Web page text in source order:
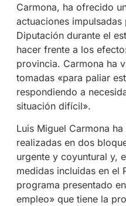
Carmona, ha ofrecido
actuaciones
Diputación durante el
hacer frente a los
provincia. Carmona ha
tomadas «para paliar
respondiendo a
situación difícil».
Luis Miguel Carmona
realizadas en dos
urgente y coyuntural y,
medidas incluidas en el
programa presentado
empleo» que tiene la